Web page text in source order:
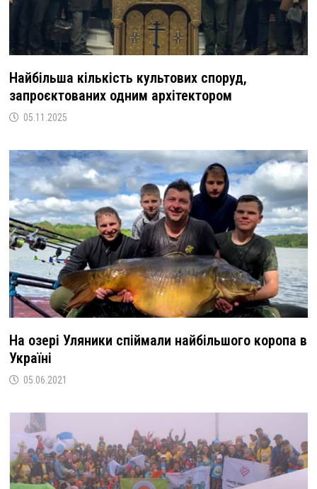
Найбільша кількість культових споруд,
запроєктованих одним архітектором
05.11.2025
На озері Уляники спіймали найбільшого коропа в
Україні
05.06.2021